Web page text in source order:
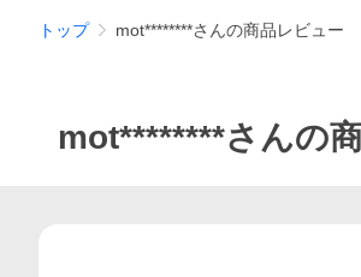
トップ mot********さんの商品レビュー
mot********さんの